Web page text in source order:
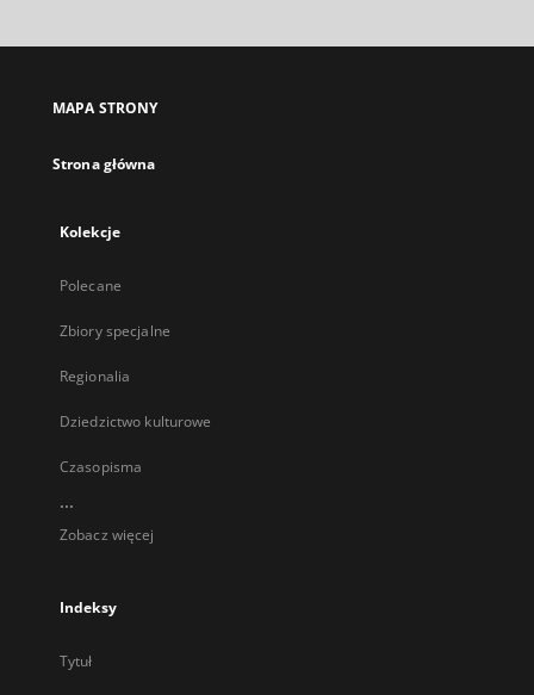
MAPA STRONY
Strona główna
Kolekcje
Polecane
Zbiory specjalne
Regionalia
Dziedzictwo kulturowe
Czasopisma
...
Zobacz więcej
Indeksy
Tytuł